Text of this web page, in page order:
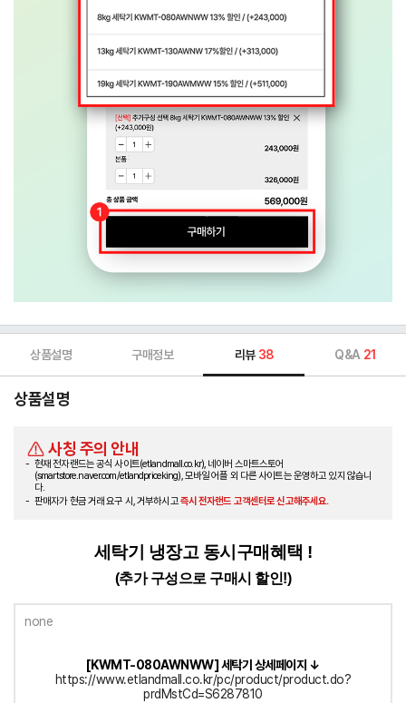
상품설명 구매정보 리뷰 38 Q&A 21
상품설명
사칭 주의 안내
현재 전자랜드는 공식 사이트(etlandmall.co.kr), 네이버 스마트스토어
(smartstore.naver.com/etlandpriceking), 모바일 어플 외 다른 사이트는 운영하고 있지 않습니
다.
판매자가 현금 거래 요구 시, 거부하시고즉시 전자랜드 고객센터로 신고해주세요.
세탁기 냉장고 동시구매혜택 !
(추가 구성으로 구매시 할인!)
[KWMT-080AWNWW] 세탁기 상세페이지 ↓
https://www.etlandmall.co.kr/pc/product/product.do?
prdMstCd=S6287810